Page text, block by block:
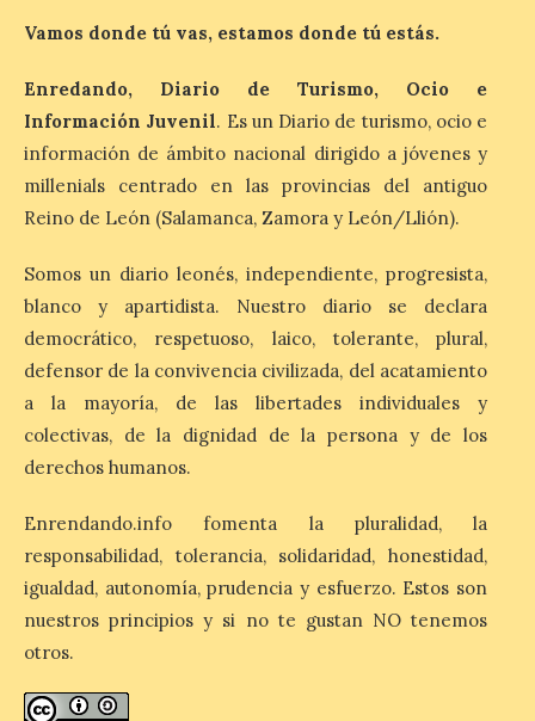
internacional que se
celebra en el mes de
gallega de Merza, dedicado a la marimba y
la música de cámara. La Plaza del
Ayuntamiento de Ponferrada acogerá
este domingo, […]
MADO Madrid Orgullo
2026 vuelve a situarse
como uno de los
principales motores
económicos y turísticos de
Madrid
9 Ago 2026
El gasto total aumentó un
pasado y un 4,6 % frente a
un periodo estándar. Por
categorías, el alojamiento
turístico concentró la mayor parte del
gasto, con un 25,9 % del total, seguido por
restauración […]
Vamos donde tú vas, estamos donde tú estás.
Enredando, Diario de Turismo, Ocio e
Información Juvenil. Es un Diario de turismo, ocio e
información de ámbito nacional dirigido a jóvenes y
millenials centrado en las provincias del antiguo
Reino de León (Salamanca, Zamora y León/Llión).
Somos un diario leonés, independiente, progresista,
blanco y apartidista. Nuestro diario se declara
democrático, respetuoso, laico, tolerante, plural,
defensor de la convivencia civilizada, del acatamiento
a la mayoría, de las libertades individuales y
colectivas, de la dignidad de la persona y de los
derechos humanos.
Enrendando.info fomenta la pluralidad, la
responsabilidad, tolerancia, solidaridad, honestidad,
igualdad, autonomía, prudencia y esfuerzo. Estos son
nuestros principios y si no te gustan NO tenemos
otros.